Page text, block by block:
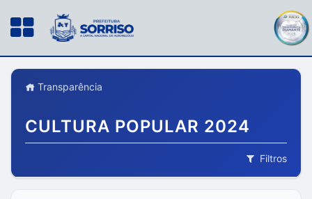
Transparência
CULTURA POPULAR 2024
Filtros